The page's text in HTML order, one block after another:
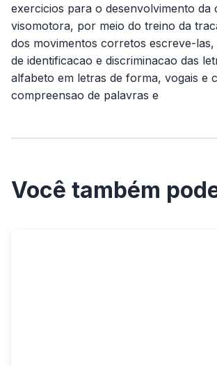
exercicios para o desenvolvimento da
visomotora, por meio do treino da
dos movimentos corretos escreve-las,
de identificacao e discriminacao das
alfabeto em letras de forma, vogais e
compreensao de palavras e
Você também